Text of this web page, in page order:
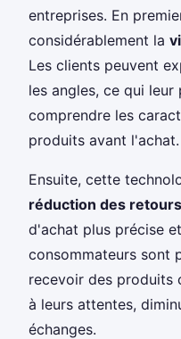
entreprises. En
considérablement la
Les clients peuvent
les angles, ce qui leur
comprendre les
produits avant l'achat.
Ensuite, cette
réduction des retours
d'achat plus précise
consommateurs sont
recevoir des produits
à leurs attentes,
échanges.